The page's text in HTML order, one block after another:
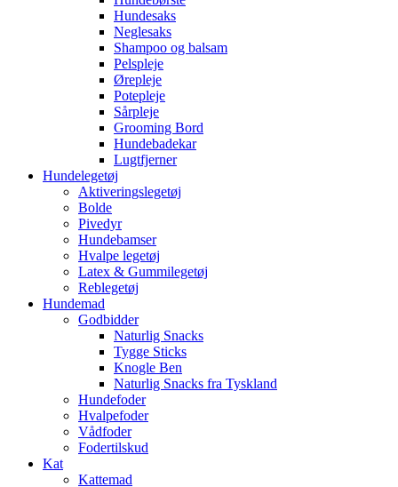
Hundesaks
Neglesaks
Shampoo og balsam
Pelspleje
Ørepleje
Potepleje
Sårpleje
Grooming Bord
Hundebadekar
Lugtfjerner
Hundelegetøj
Aktiveringslegetøj
Bolde
Pivedyr
Hundebamser
Hvalpe legetøj
Latex & Gummilegetøj
Reblegetøj
Hundemad
Godbidder
Naturlig Snacks
Tygge Sticks
Knogle Ben
Naturlig Snacks fra Tyskland
Hundefoder
Hvalpefoder
Vådfoder
Fodertilskud
Kat
Kattemad